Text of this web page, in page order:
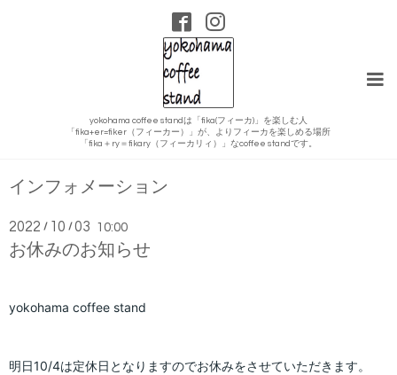
yokohama coffee standは「fika(フィーカ)」を楽しむ人
「fika+er=fiker（フィーカー）」が、よりフィーカを楽しめる場所
「fika＋ry＝fikary（フィーカリィ）」なcoffee standです。
インフォメーション
2022 / 10 /03 10:00
お休みのお知らせ
yokohama coffee stand
明日10/4は定休日となりますのでお休みをさせていただきます。